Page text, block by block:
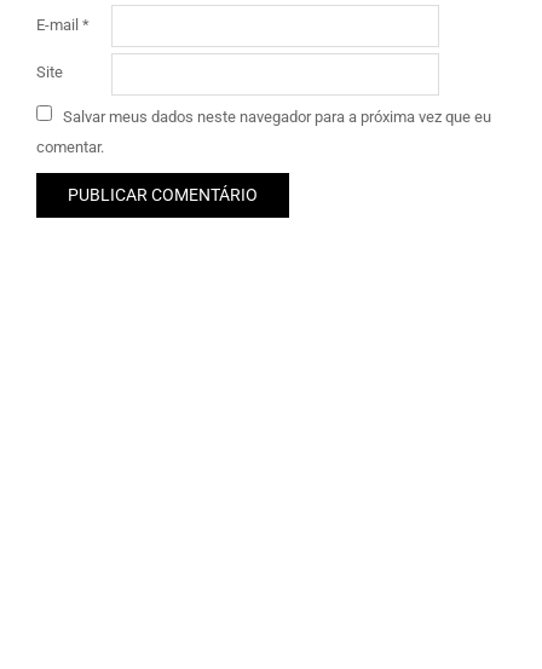
E-mail *
Site
Salvar meus dados neste navegador para a próxima vez que eu
comentar.